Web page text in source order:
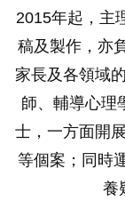
2015年起，主
稿及製作，亦
家長及各領域
師、輔導心理
士，一方面開
等個案；同時
養